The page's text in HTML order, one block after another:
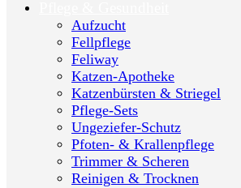
Aufzucht
Fellpflege
Feliway
Katzen-Apotheke
Katzenbürsten & Striegel
Pflege-Sets
Ungeziefer-Schutz
Pfoten- & Krallenpflege
Trimmer & Scheren
Reinigen & Trocknen